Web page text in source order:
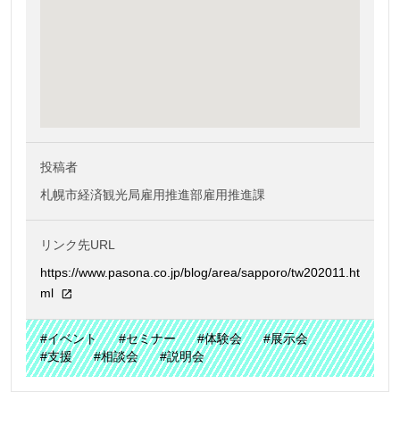
投稿者
札幌市経済観光局雇用推進部雇用推進課
リンク先URL
https://www.pasona.co.jp/blog/area/sapporo/tw202011.ht
ml
#イベント #セミナー #体験会
#展示会
#支援
#相談会 #説明会